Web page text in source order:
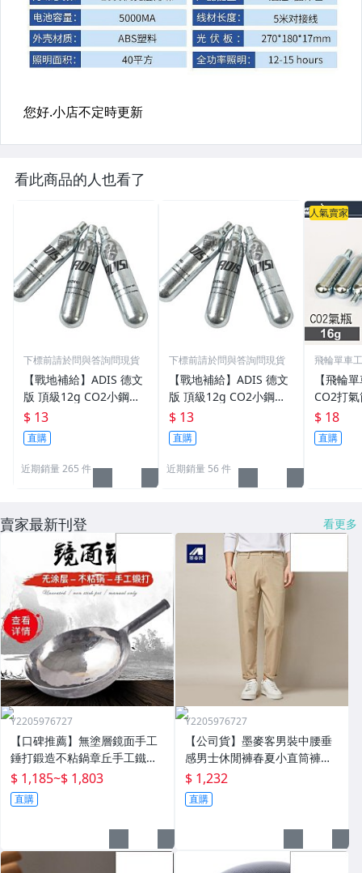
看此商品的人也看了
下標前請於問與答詢問現貨
【戰地補給】ADIS 德文
版 頂級12g CO2小鋼瓶
(品質穩定、壓力足、氣
體乾淨)
$ 13
直購
近期銷量 265 件
下標前請於問與答詢問現貨
【戰地補給】ADIS 德文
版 頂級12g CO2小鋼瓶
(品質穩定，壓力足，氣
體乾淨)
$ 13
直購
近期銷量 56 件
人氣賣家
飛輪單車
【飛輪
CO2打
CO2氣
氣瓶 (有
00]
$ 18
直購
賣家最新刊登 看更多
Y2205976727
【口碑推薦】無塗層鏡面手工
錘打鍛造不粘鍋章丘手工鐵鍋
冷鍛鍋一件
$ 1,185~$ 1,803
直購
Y2205976727
【公司貨】墨麥客男裝中腰垂
感男士休閒褲春夏小直筒褲子
寬鬆九分褲男9113.
$ 1,232
直購